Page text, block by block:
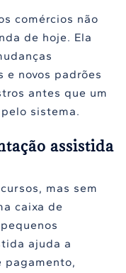
comércios não
de hoje. Ela
e novos padrões
antes que um
sistema.
assistida
mas sem
caixa de
ajuda a
pagamento,